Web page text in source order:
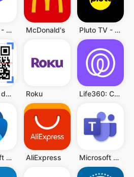
PDF Pro - Reader & Maker McDonald's Pluto TV - Películas y Series
Escáner de QR y Código Barras Roku Life360: Compartir ubicación
Microsoft Authenticator AliExpress Microsoft Teams